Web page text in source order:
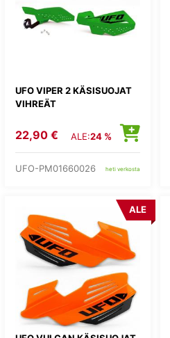
UFO VIPER 2 KÄSISUOJAT
VIHREÄT
22,90 € ALE:24 %
UFO-PM01660026 heti verkosta
ALE